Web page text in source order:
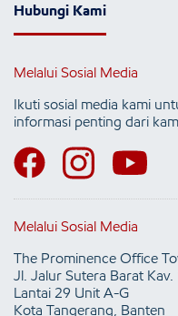
Hubungi Kami
Melalui Sosial Media
Ikuti sosial media kami
informasi penting dari
Melalui Sosial Media
The Prominence Office
Jl. Jalur Sutera Barat Kav.
Lantai 29 Unit A-G
Kota Tangerang, Banten